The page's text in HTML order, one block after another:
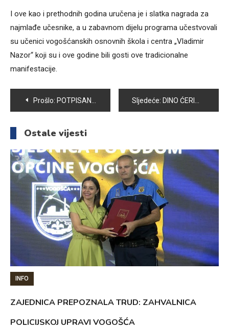
I ove kao i prethodnih godina uručena je i slatka nagrada za
najmlađe učesnike, a u zabavnom dijelu programa učestvovali
su učenici vogošćanskih osnovnih škola i centra „Vladimir
Nazor“ koji su i ove godine bili gosti ove tradicionalne
manifestacije.
Navigacija
članaka
Prošlo: POTPISAN SPORAZUM O REALIZACIJI PROJEKTA ENERGETSKE EFIKASNOSTI U PET SARAJEVSKIH OPĆINA Sljedeće: DINO ĆERIMAGIĆ OSVAJAČ BRONZE NA EVROPSKOM PRVENSTVU U BILIJARU ZA VETERANE
Ostale vijesti
INFO
ZAJEDNICA PREPOZNALA TRUD: ZAHVALNICA
POLICIJSKOJ UPRAVI VOGOŠĆA